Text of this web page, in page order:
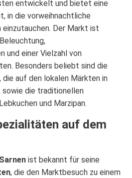
entwickelt und bietet eine
in die vorweihnachtliche
Der Markt ist
und einer Vielzahl von
Besonders beliebt sind die
, die auf den lokalen Märkten in
sowie die traditionellen
und Marzipan.
auf dem
ist bekannt für seine
, die den Marktbesuch zu einem